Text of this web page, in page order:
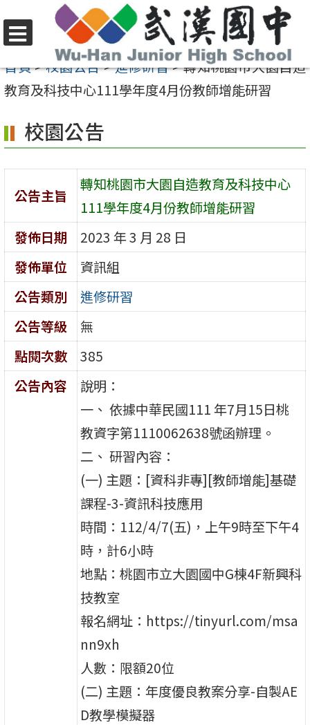
至
要
容
區
選
單
首頁>校園公告>進修研習>轉知桃園市大園自造
教育及科技中心111學年度4月份教師增能研習
校園公告
公告主旨
轉知桃園市大園自造教育及科技中心
111學年度4月份教師增能研習
發佈日期
2023 年 3 月 28 日
發佈單位
資訊組
公告類別
進修研習
公告等級
無
點閱次數
385
公告內容
說明：
一、 依據中華民國111 年7月15日桃
教資字第1110062638號函辦理。
二、 研習內容：
(一) 主題：[資科非專][教師增能]基礎
課程-3-資訊科技應用
時間：112/4/7(五)，上午9時至下午4
時，計6小時
地點：桃園市立大園國中G棟4F新興科
技教室
報名網址：https://tinyurl.com/msa
nn9xh
人數：限額20位
(二) 主題：年度優良教案分享-自製AE
D教學模擬器